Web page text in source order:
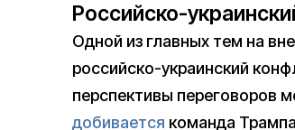
Российско-
Одной из главных тем на
российско-украинский
перспективы переговоров
добивается команда